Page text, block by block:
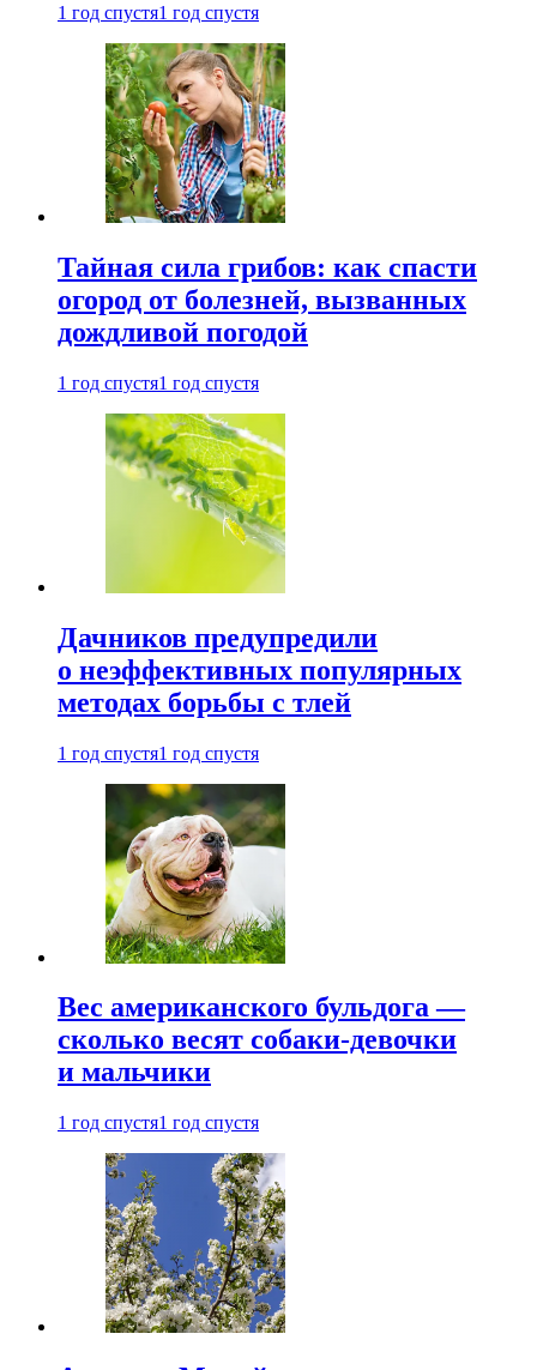
1 год спустя1 год спустя
Тайная сила грибов: как спасти
огород от болезней, вызванных
дождливой погодой
1 год спустя1 год спустя
Дачников предупредили
о неэффективных популярных
методах борьбы с тлей
1 год спустя1 год спустя
Вес американского бульдога —
сколько весят собаки-девочки
и мальчики
1 год спустя1 год спустя